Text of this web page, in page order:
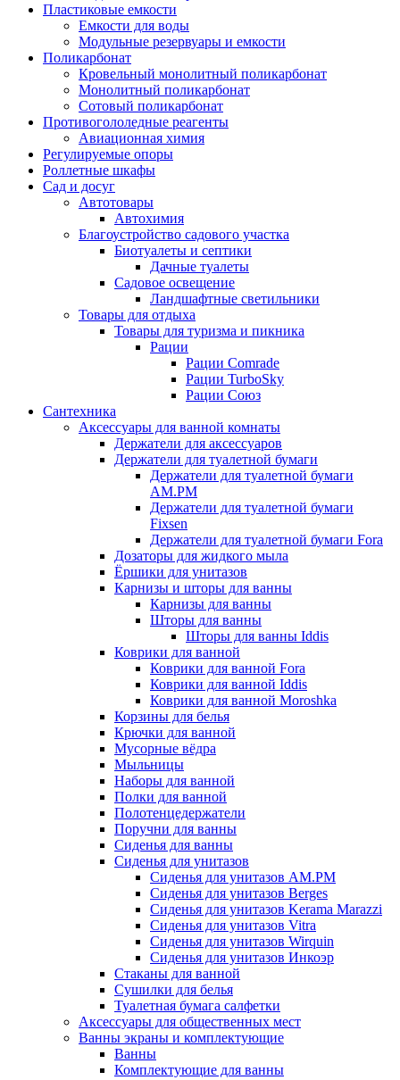
Пластиковые емкости
Емкости для воды
Модульные резервуары и емкости
Поликарбонат
Кровельный монолитный поликарбонат
Монолитный поликарбонат
Сотовый поликарбонат
Противогололедные реагенты
Авиационная химия
Регулируемые опоры
Роллетные шкафы
Сад и досуг
Автотовары
Автохимия
Благоустройство садового участка
Биотуалеты и септики
Дачные туалеты
Садовое освещение
Ландшафтные светильники
Товары для отдыха
Товары для туризма и пикника
Рации
Рации Comrade
Рации TurboSky
Рации Союз
Сантехника
Аксессуары для ванной комнаты
Держатели для аксессуаров
Держатели для туалетной бумаги
Держатели для туалетной бумаги
AM.PM
Держатели для туалетной бумаги
Fixsen
Держатели для туалетной бумаги Fora
Дозаторы для жидкого мыла
Ёршики для унитазов
Карнизы и шторы для ванны
Карнизы для ванны
Шторы для ванны
Шторы для ванны Iddis
Коврики для ванной
Коврики для ванной Fora
Коврики для ванной Iddis
Коврики для ванной Moroshka
Корзины для белья
Крючки для ванной
Мусорные вёдра
Мыльницы
Наборы для ванной
Полки для ванной
Полотенцедержатели
Поручни для ванны
Сиденья для ванны
Сиденья для унитазов
Сиденья для унитазов AM.PM
Сиденья для унитазов Berges
Сиденья для унитазов Kerama Marazzi
Сиденья для унитазов Vitra
Сиденья для унитазов Wirquin
Сиденья для унитазов Инкоэр
Стаканы для ванной
Сушилки для белья
Туалетная бумага салфетки
Аксессуары для общественных мест
Ванны экраны и комплектующие
Ванны
Комплектующие для ванны